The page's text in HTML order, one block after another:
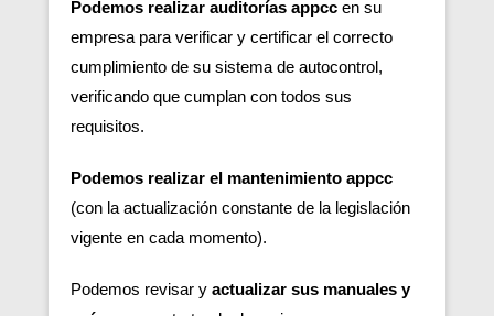
Podemos realizar auditorías appcc en su
empresa para verificar y certificar el correcto
cumplimiento de su sistema de autocontrol,
verificando que cumplan con todos sus
requisitos.
Podemos realizar el mantenimiento appcc
(con la actualización constante de la legislación
vigente en cada momento).
Podemos revisar y actualizar sus manuales y